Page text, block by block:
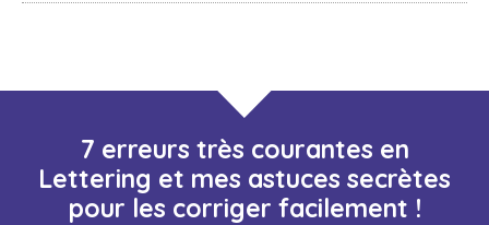
7 erreurs très courantes en
Lettering et mes astuces secrètes
pour les corriger facilement !